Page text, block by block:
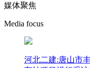
媒体聚焦
Media focus
河北二建:唐山市